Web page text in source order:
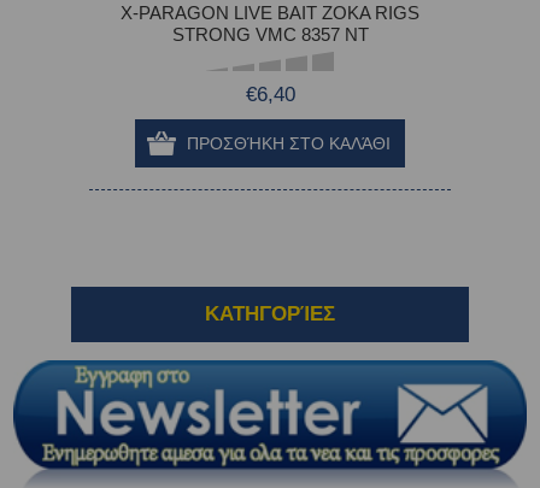
X-PARAGON LIVE BAIT ZOKA RIGS
STRONG VMC 8357 NT
€6,40
ΚΑΤΗΓΟΡΊΕΣ